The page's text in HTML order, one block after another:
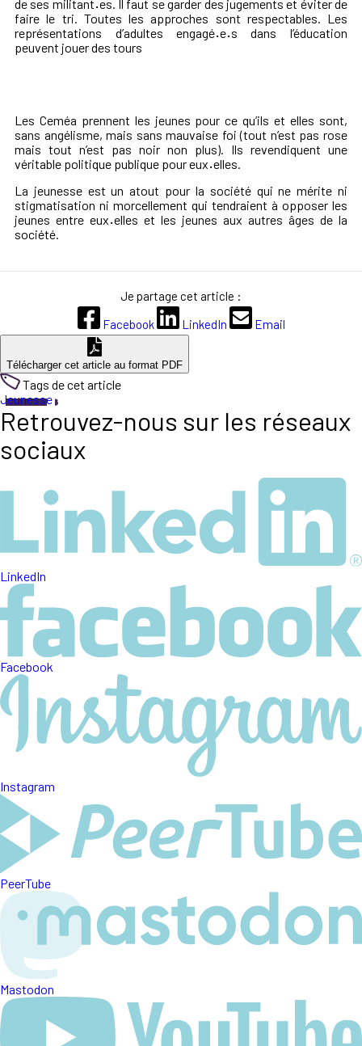
de ses militant·es. Il faut se garder des jugements et éviter de
faire le tri. Toutes les approches sont respectables. Les
représentations d’adultes engagé·e·s dans l’éducation
peuvent jouer des tours
Les Ceméa prennent les jeunes pour ce qu’ils et elles sont,
sans angélisme, mais sans mauvaise foi (tout n’est pas rose
mais tout n’est pas noir non plus). Ils revendiquent une
véritable politique publique pour eux·elles.
La jeunesse est un atout pour la société qui ne mérite ni
stigmatisation ni morcellement qui tendraient à opposer les
jeunes entre eux·elles et les jeunes aux autres âges de la
société.
Je partage cet article :
Facebook
LinkedIn Email
Télécharger cet article au format PDF
Tags de cet article
Jeunesse
Retrouvez-nous sur les réseaux
sociaux
LinkedIn
Facebook
Instagram
PeerTube
Mastodon